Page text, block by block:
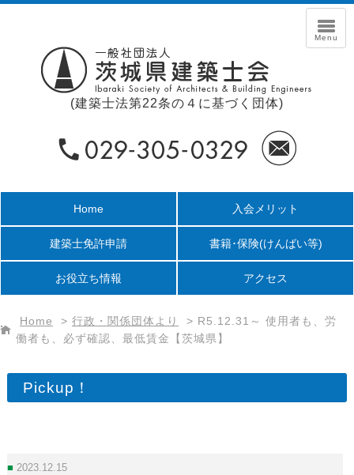
(建築士法第22条の４に基づく団体)
Home 入会メリット
建築士免許申請 書籍･保険(けんばい等)
お役立ち情報 アクセス
Home > 行政・関係団体より > R5.12.31～ 使用者も、労
働者も、必ず確認、最低賃金【茨城県】
Pickup！
2023.12.15